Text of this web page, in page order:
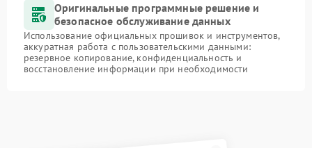
Оригинальные программные решение и
безопасное обслуживание данных
Использование официальных прошивок и инструментов,
аккуратная работа с пользовательскими данными:
резервное копирование, конфиденциальность и
восстановление информации при необходимости